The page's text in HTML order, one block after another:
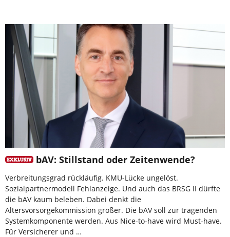
bAV: Stillstand oder Zeitenwende?
Verbreitungsgrad rückläufig. KMU-Lücke ungelöst.
Sozialpartnermodell Fehlanzeige. Und auch das BRSG II dürfte
die bAV kaum beleben. Dabei denkt die
Altersvorsorgekommission größer. Die bAV soll zur tragenden
Systemkomponente werden. Aus Nice-to-have wird Must-have.
Für Versicherer und …